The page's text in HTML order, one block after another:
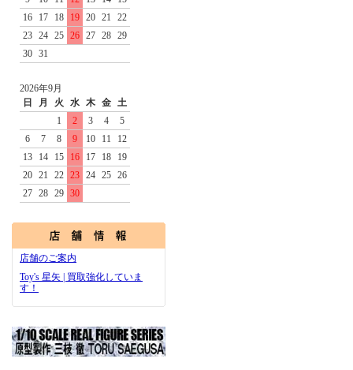
16
17 18 19 20 21
22
23 24 25 26 27 28 29
30 31
2026年9月
日
月 火 水 木 金 土
1
2 3 4
5
6
7 8 9 10 11
12
13
14 15 16 17 18
19
20 21 22 23 24 25 26
27 28 29 30
店舗のご案内
Toy's 星矢 | 買取強化していま
す！